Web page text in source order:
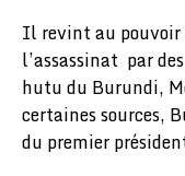
Il revint au pouvoir
l’assassinat par
hutu du Burundi,
certaines sources,
du premier